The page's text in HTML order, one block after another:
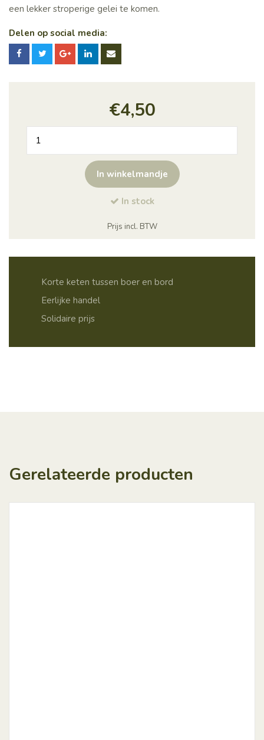
een lekker stroperige gelei te komen.
Delen op social media:
€4,50
In winkelmandje
In stock
Prijs incl. BTW
Korte keten tussen boer en bord
Eerlijke handel
Solidaire prijs
Gerelateerde producten